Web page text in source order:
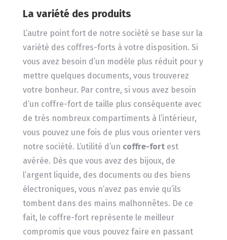
La variété des produits
L’autre point fort de notre société se base sur la
variété des coffres-forts à votre disposition. Si
vous avez besoin d’un modèle plus réduit pour y
mettre quelques documents, vous trouverez
votre bonheur. Par contre, si vous avez besoin
d’un coffre-fort de taille plus conséquente avec
de très nombreux compartiments à l’intérieur,
vous pouvez une fois de plus vous orienter vers
notre société. L’utilité d’un coffre-fortest
avérée. Dès que vous avez des bijoux, de
l’argent liquide, des documents ou des biens
électroniques, vous n’avez pas envie qu’ils
tombent dans des mains malhonnêtes. De ce
fait, le coffre-fort représente le meilleur
compromis que vous pouvez faire en passant